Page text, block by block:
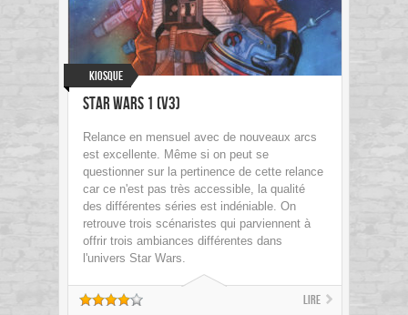
Kiosque
Star Wars 1 (V3)
Relance en mensuel avec de nouveaux arcs
est excellente. Même si on peut se
questionner sur la pertinence de cette relance
car ce n'est pas très accessible, la qualité
des différentes séries est indéniable. On
retrouve trois scénaristes qui parviennent à
offrir trois ambiances différentes dans
l'univers Star Wars.
Lire